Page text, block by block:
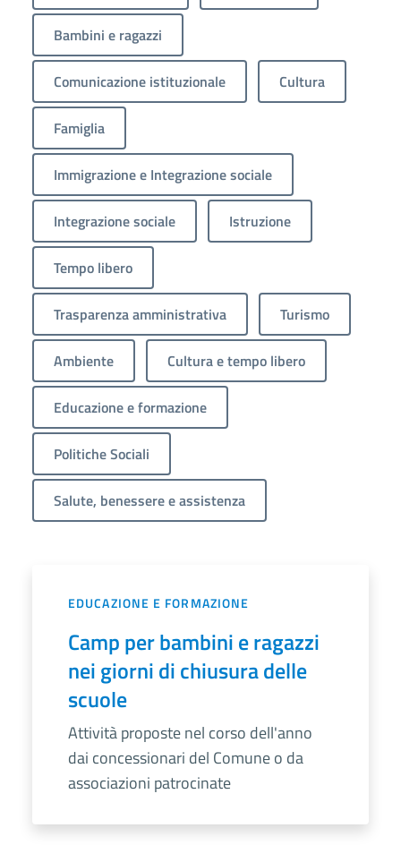
Bambini e ragazzi
Comunicazione istituzionale Cultura
Famiglia
Immigrazione e Integrazione sociale
Integrazione sociale Istruzione
Tempo libero
Trasparenza amministrativa Turismo
Ambiente Cultura e tempo libero
Educazione e formazione
Politiche Sociali
Salute, benessere e assistenza
EDUCAZIONE E FORMAZIONE
Camp per bambini e ragazzi
nei giorni di chiusura delle
scuole
Attività proposte nel corso dell'anno
dai concessionari del Comune o da
associazioni patrocinate